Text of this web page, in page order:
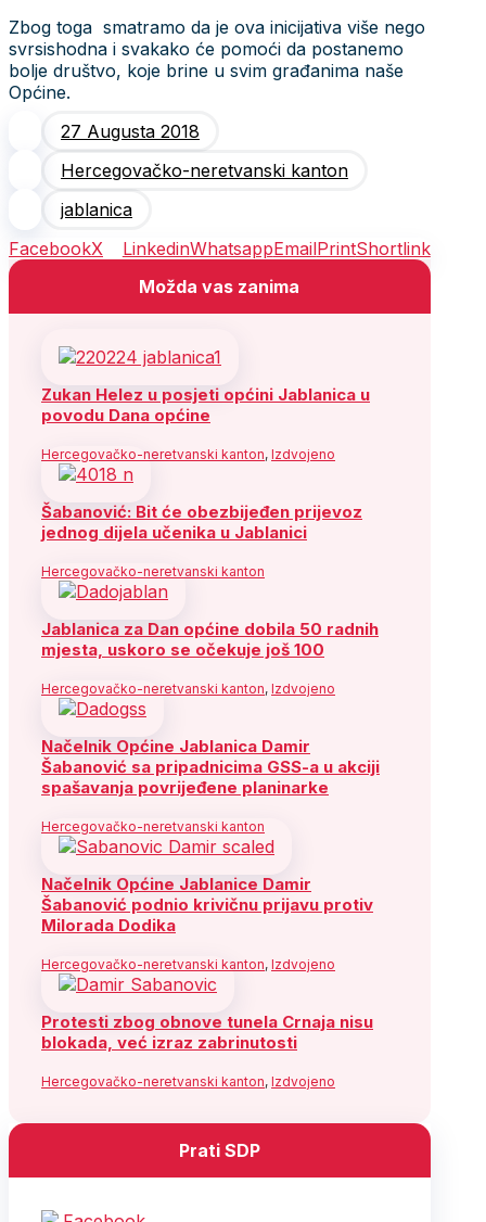
Zbog toga smatramo da je ova inicijativa više nego
svrsishodna i svakako će pomoći da postanemo
bolje društvo, koje brine u svim građanima naše
Općine.
27 Augusta 2018
Hercegovačko-neretvanski kanton
jablanica
FacebookX LinkedinWhatsappEmailPrintShortlink
Možda vas zanima
Zukan Helez u posjeti općini Jablanica u
povodu Dana općine
Hercegovačko-neretvanski kanton, Izdvojeno
Šabanović: Bit će obezbijeđen prijevoz
jednog dijela učenika u Jablanici
Hercegovačko-neretvanski kanton
Jablanica za Dan općine dobila 50 radnih
mjesta, uskoro se očekuje još 100
Hercegovačko-neretvanski kanton, Izdvojeno
Načelnik Općine Jablanica Damir
Šabanović sa pripadnicima GSS-a u akciji
spašavanja povrijeđene planinarke
Hercegovačko-neretvanski kanton
Načelnik Općine Jablanice Damir
Šabanović podnio krivičnu prijavu protiv
Milorada Dodika
Hercegovačko-neretvanski kanton, Izdvojeno
Protesti zbog obnove tunela Crnaja nisu
blokada, već izraz zabrinutosti
Hercegovačko-neretvanski kanton, Izdvojeno
Prati SDP